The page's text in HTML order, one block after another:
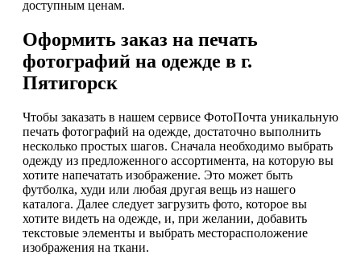
доступным ценам.
Оформить заказ на печать
фотографий на одежде в г.
Пятигорск
Чтобы заказать в нашем сервисе ФотоПочта уникальную
печать фотографий на одежде, достаточно выполнить
несколько простых шагов. Сначала необходимо выбрать
одежду из предложенного ассортимента, на которую вы
хотите напечатать изображение. Это может быть
футболка, худи или любая другая вещь из нашего
каталога. Далее следует загрузить фото, которое вы
хотите видеть на одежде, и, при желании, добавить
текстовые элементы и выбрать месторасположение
изображения на ткани.